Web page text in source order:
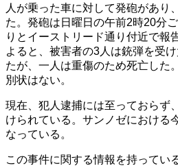
人が乗った車に対して発砲があり
た。発砲は日曜日の午前2時20分
りとイーストリード通り付近で報
よると、被害者の3人は銃弾を受
たが、一人は重傷のため死亡した
別状はない。
現在、犯人逮捕には至っておらず
けられている。サンノゼにおける
なっている。
この事件に関する情報を持ってい